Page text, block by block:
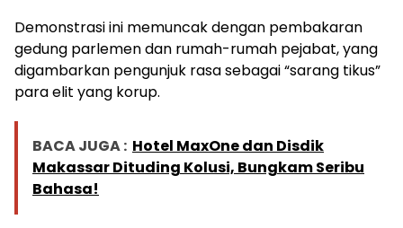
Demonstrasi ini memuncak dengan pembakaran
gedung parlemen dan rumah-rumah pejabat, yang
digambarkan pengunjuk rasa sebagai “sarang tikus”
para elit yang korup.
BACA JUGA : Hotel MaxOne dan Disdik
Makassar Dituding Kolusi, Bungkam Seribu
Bahasa!